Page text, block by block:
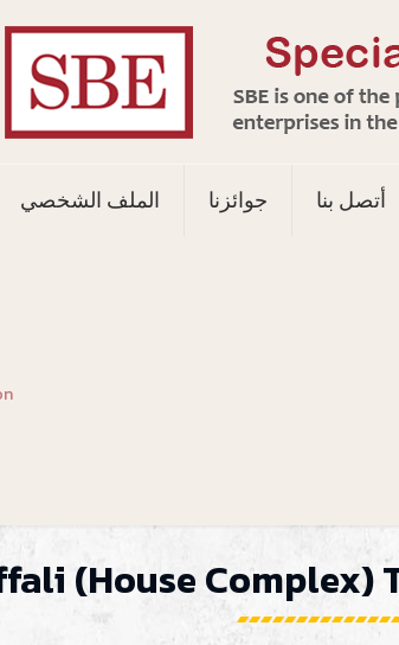
أتصل بنا جوائزنا الملف الشخصي
(House